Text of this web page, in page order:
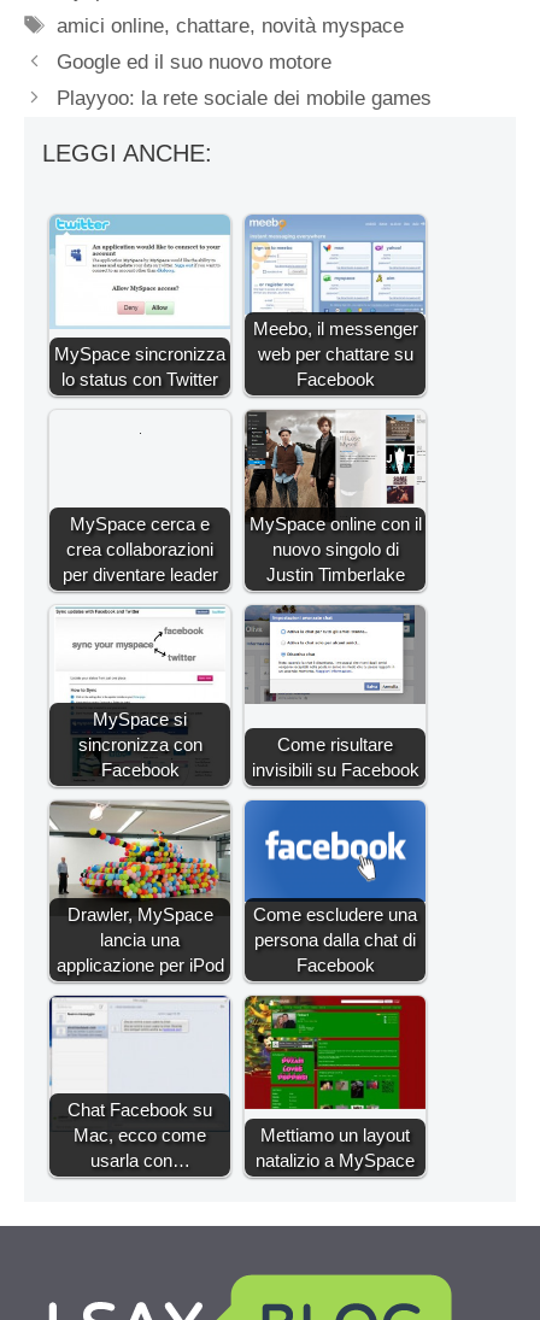
Tag
amici online,chattare, novità myspace
Google ed il suo nuovo motore
Playyoo: la rete sociale dei mobile games
LEGGI ANCHE:
MySpace sincronizza
lo status con Twitter
Meebo, il messenger
web per chattare su
Facebook
MySpace cerca e
crea collaborazioni
per diventare leader
MySpace online con il
nuovo singolo di
Justin Timberlake
MySpace si
sincronizza con
Facebook
Come risultare
invisibili su Facebook
Drawler, MySpace
lancia una
applicazione per iPod
Come escludere una
persona dalla chat di
Facebook
Chat Facebook su
Mac, ecco come
usarla con…
Mettiamo un layout
natalizio a MySpace